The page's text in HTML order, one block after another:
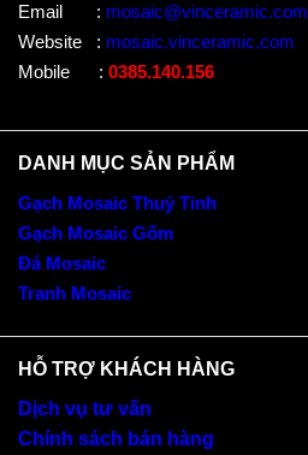
Email : mosaic@vinceramic.com
Website
: mosaic.vinceramic.com
Mobile
: 0385.140.156
DANH MỤC SẢN PHẨM
Gạch Mosaic Thuỷ Tinh
Gạch Mosaic Gốm
Đá Mosaic
Tranh Mosaic
HỖ TRỢ KHÁCH HÀNG
Dịch vụ tư vấn
Chính sách bán hàng